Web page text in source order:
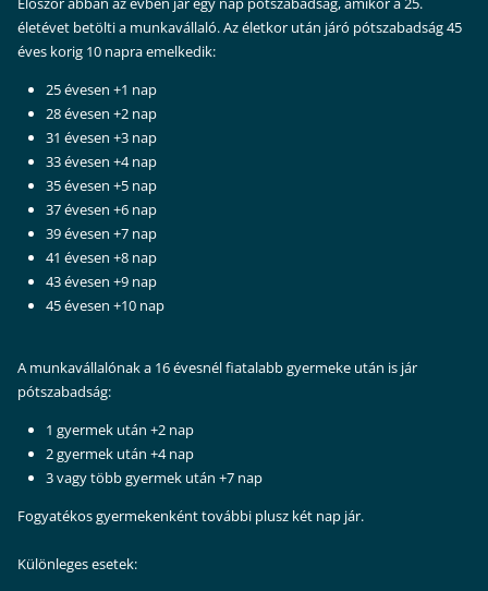
életévet betölti a munkavállaló. Az életkor után járó pótszabadság 45
éves korig 10 napra emelkedik:
25 évesen +1 nap
28 évesen +2 nap
31 évesen +3 nap
33 évesen +4 nap
35 évesen +5 nap
37 évesen +6 nap
39 évesen +7 nap
41 évesen +8 nap
43 évesen +9 nap
45 évesen +10 nap
A munkavállalónak a 16 évesnél fiatalabb gyermeke után is jár
pótszabadság:
1 gyermek után +2 nap
2 gyermek után +4 nap
3 vagy több gyermek után +7 nap
Fogyatékos gyermekenként további plusz két nap jár.
Különleges esetek: